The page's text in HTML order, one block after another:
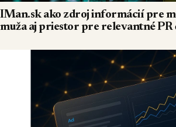
IMan.sk ako zdroj informácií pre
muža aj priestor pre relevantné PR